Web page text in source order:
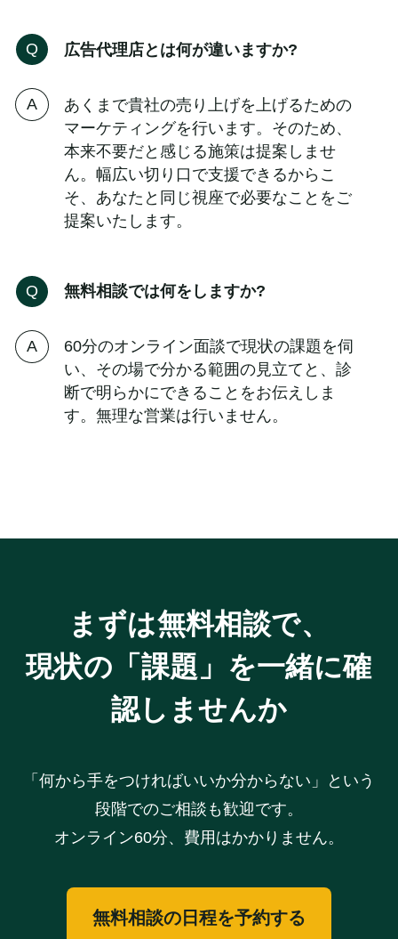
広告代理店とは何が違いますか?
あくまで貴社の売り上げを上げるための
マーケティングを行います。そのため、
本来不要だと感じる施策は提案しませ
ん。幅広い切り口で支援できるからこ
そ、あなたと同じ視座で必要なことをご
提案いたします。
無料相談では何をしますか?
60分のオンライン面談で現状の課題を伺
い、その場で分かる範囲の見立てと、診
断で明らかにできることをお伝えしま
す。無理な営業は行いません。
まずは無料相談で、
現状の「課題」を一緒に確
認しませんか
「何から手をつければいいか分からない」という
段階でのご相談も歓迎です。
オンライン60分、費用はかかりません。
無料相談の日程を予約する